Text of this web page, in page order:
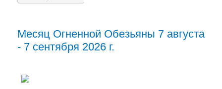
Месяц Огненной Обезьяны 7 августа
- 7 сентября 2026 г.